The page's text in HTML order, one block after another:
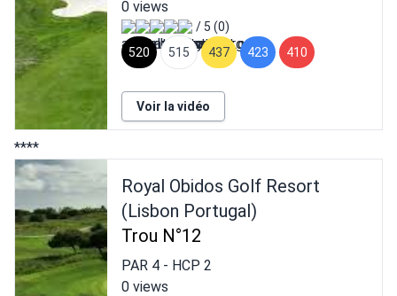
0 views
/ 5 (0)
520
515 437 423 410
Voir la vidéo
****
Royal Obidos Golf Resort
(Lisbon Portugal)
Trou N°12
PAR 4- HCP 2
0 views